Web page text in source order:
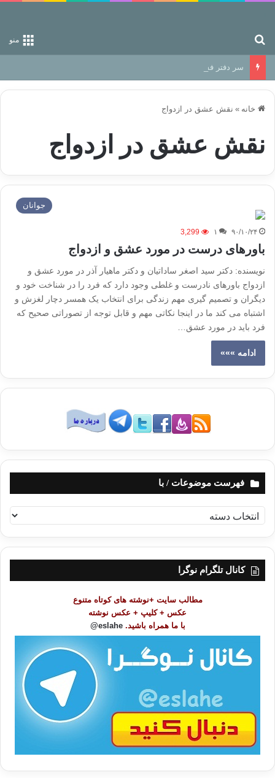
منو
سر دفتر فساد در زمین‌، دوری وکناره‌گیری از راه خداست‌!
خانه » نقش عشق در ازدواج
نقش عشق در ازدواج
جوانان
۹۰/۱۰/۲۴ ۱ 3,299
باورهای درست در مورد عشق و ازدواج
نویسنده: دکتر سید اصغر ساداتیان و دکتر ماهیار آذر در مورد عشق و
ازدواج باورهای نادرست و غلطی وجود دارد که فرد را در شناخت خود و
دیگران و تصمیم گیری مهم زندگی برای انتخاب یک همسر دچار لغزش و
اشتباه می کند ما در اینجا نکاتی مهم و قابل توجه از تصوراتی صحیح که
فرد باید در مورد عشق…
ادامه »»»
فهرست موضوعات / با
ه
ر
کانال تلگرام نوگرا
مطالب سایت +نوشته های کوتاه متنوع
عکس + کلیپ + عکس نوشته
با ما همراه باشید. eslahe@